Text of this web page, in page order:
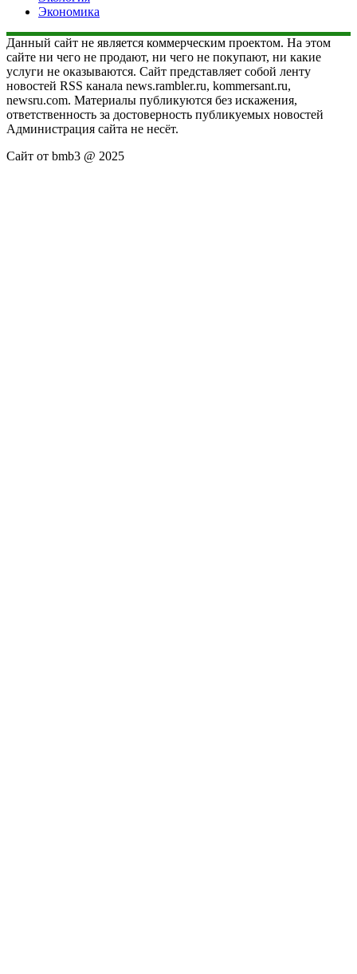
Экономика
Данный сайт не является коммерческим проектом. На этом
сайте ни чего не продают, ни чего не покупают, ни какие
услуги не оказываются. Сайт представляет собой ленту
новостей RSS канала news.rambler.ru, kommersant.ru,
newsru.com. Материалы публикуются без искажения,
ответственность за достоверность публикуемых новостей
Администрация сайта не несёт.
Сайт от bmb3 @ 2025